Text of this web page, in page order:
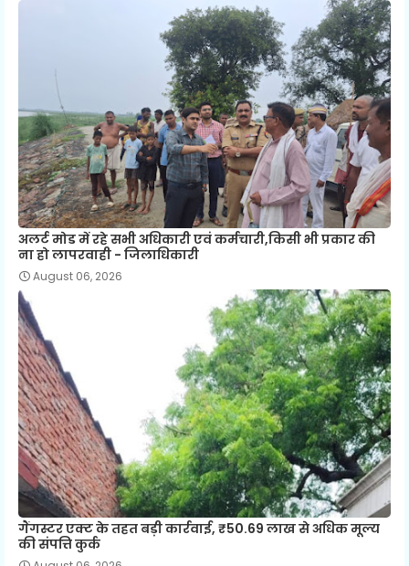
अलर्ट मोड में रहे सभी अधिकारी एवं कर्मचारी,किसी भी प्रकार की
ना हो लापरवाही - जिलाधिकारी
August 06, 2026
गैंगस्टर एक्ट के तहत बड़ी कार्रवाई, ₹50.69 लाख से अधिक मूल्य
की संपत्ति कुर्क